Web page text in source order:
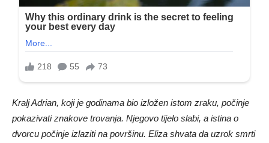
Kralj Adrian, koji je godinama bio izložen istom zraku, počinje
pokazivati znakove trovanja. Njegovo tijelo slabi, a istina o
dvorcu počinje izlaziti na površinu. Eliza shvata da uzrok smrti